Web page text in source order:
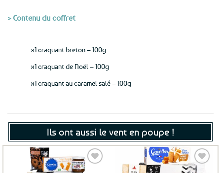
> Contenu du coffret
x1 craquant breton – 100g
x1 craquant de Noël – 100g
x1 craquant au caramel salé – 100g
Ils ont aussi le vent en poupe !